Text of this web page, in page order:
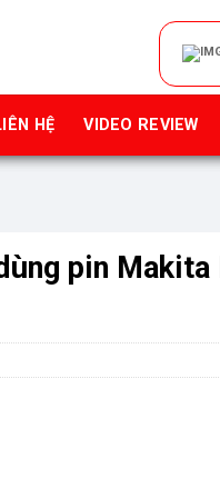
HỆ VIDEO REVIEW
pin Makita